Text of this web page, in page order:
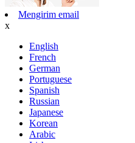
Mengirim email
x
English
French
German
Portuguese
Spanish
Russian
Japanese
Korean
Arabic